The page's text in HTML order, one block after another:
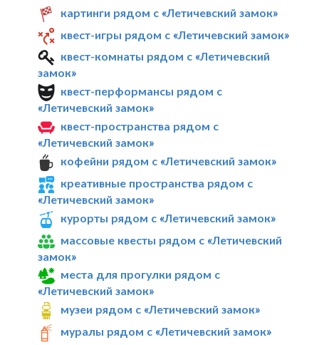
картинги рядом с «Летичевский замок»
квест-игры рядом с «Летичевский замок»
квест-комнаты рядом с «Летичевский
замок»
квест-перформансы рядом с
«Летичевский замок»
квест-пространства рядом с
«Летичевский замок»
кофейни рядом с «Летичевский замок»
креативные пространства рядом с
«Летичевский замок»
курорты рядом с «Летичевский замок»
массовые квесты рядом с «Летичевский
замок»
места для прогулки рядом с
«Летичевский замок»
музеи рядом с «Летичевский замок»
муралы рядом с «Летичевский замок»